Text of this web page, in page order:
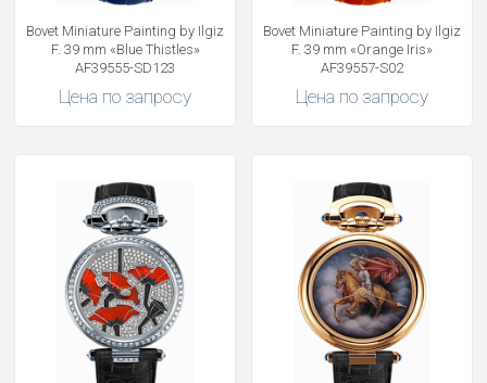
Bovet Miniature Painting by Ilgiz
F. 39 mm «Blue Thistles»
AF39555-SD123
Цена по запросу
Bovet Miniature Painting by Ilgiz
F. 39 mm «Orange Iris»
AF39557-S02
Цена по запросу